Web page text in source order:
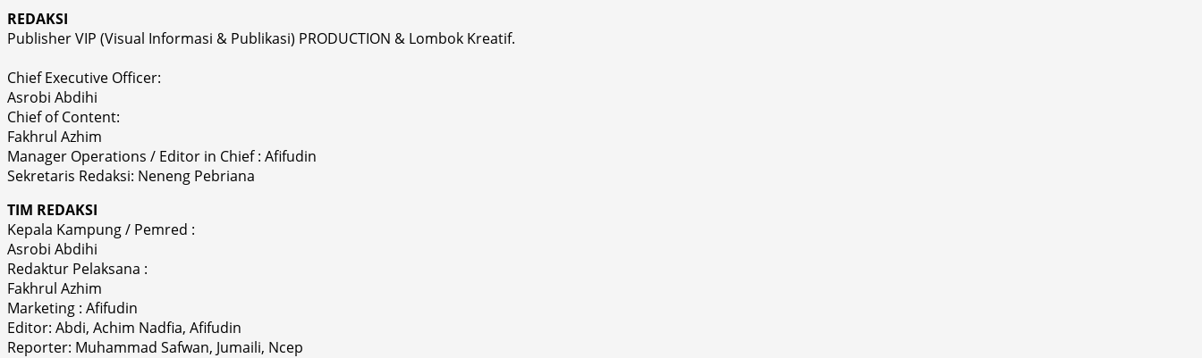
REDAKSI
Publisher VIP (Visual Informasi & Publikasi) PRODUCTION & Lombok Kreatif.
Chief Executive Officer:
Asrobi Abdihi
Chief of Content:
Fakhrul Azhim
Manager Operations / Editor in Chief : Afifudin
Sekretaris Redaksi: Neneng Pebriana
TIM REDAKSI
Kepala Kampung / Pemred :
Asrobi Abdihi
Redaktur Pelaksana :
Fakhrul Azhim
Marketing : Afifudin
Editor: Abdi, Achim Nadfia, Afifudin
Reporter: Muhammad Safwan, Jumaili, Ncep